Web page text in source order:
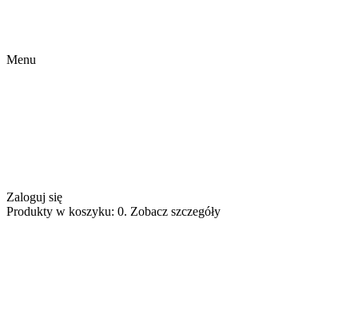
Menu
Zaloguj się
Produkty w koszyku: 0. Zobacz szczegóły